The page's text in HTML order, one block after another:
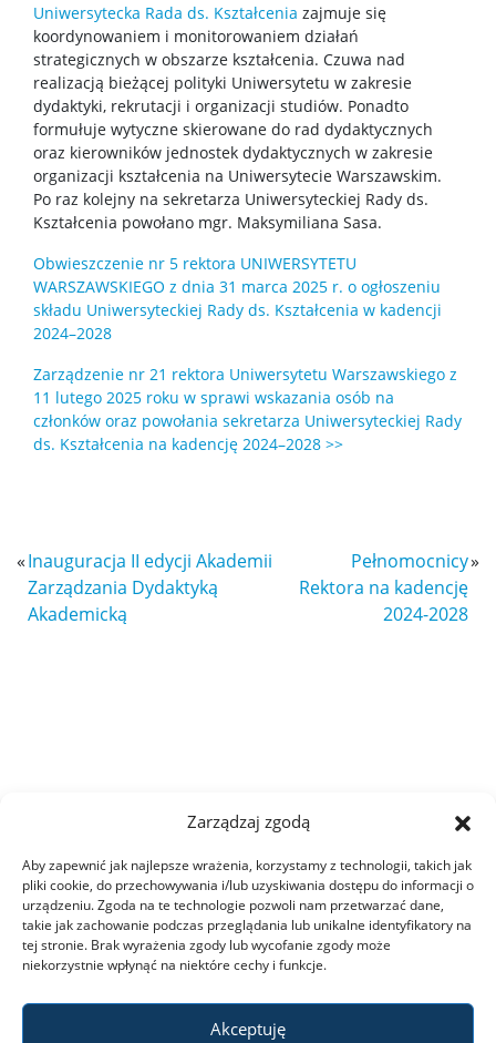
Zarządzaj zgodą
Aby zapewnić jak najlepsze wrażenia, korzystamy z technologii, takich jak
pliki cookie, do przechowywania i/lub uzyskiwania dostępu do informacji o
urządzeniu. Zgoda na te technologie pozwoli nam przetwarzać dane,
takie jak zachowanie podczas przeglądania lub unikalne identyfikatory na
tej stronie. Brak wyrażenia zgody lub wycofanie zgody może
niekorzystnie wpłynąć na niektóre cechy i funkcje.
Akceptuję
Uniwersytecka Rada ds. Kształcenia zajmuje się
koordynowaniem i monitorowaniem działań
strategicznych w obszarze kształcenia. Czuwa nad
realizacją bieżącej polityki Uniwersytetu w zakresie
dydaktyki, rekrutacji i organizacji studiów. Ponadto
formułuje wytyczne skierowane do rad dydaktycznych
oraz kierowników jednostek dydaktycznych w zakresie
organizacji kształcenia na Uniwersytecie Warszawskim.
Po raz kolejny na sekretarza Uniwersyteckiej Rady ds.
Kształcenia powołano mgr. Maksymiliana Sasa.
Obwieszczenie nr 5 rektora UNIWERSYTETU
WARSZAWSKIEGO z dnia 31 marca 2025 r. o ogłoszeniu
składu Uniwersyteckiej Rady ds. Kształcenia w kadencji
2024–2028
Zarządzenie nr 21 rektora Uniwersytetu Warszawskiego z
11 lutego 2025 roku w sprawi wskazania osób na
członków oraz powołania sekretarza Uniwersyteckiej Rady
ds. Kształcenia na kadencję 2024–2028 >>
«Inauguracja II edycji Akademii
Zarządzania Dydaktyką
Akademicką
Pełnomocnicy
Rektora na kadencję
2024-2028
»